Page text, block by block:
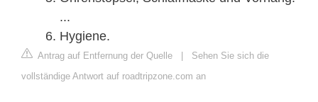
...
Hygiene.
Antrag auf Entfernung der Quelle | Sehen Sie sich die
vollständige Antwort auf roadtripzone.com an